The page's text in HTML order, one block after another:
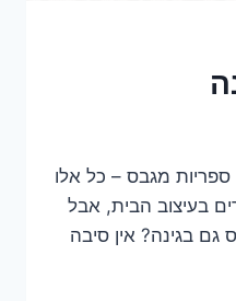
מגבס – כל אלו
בעיצוב הבית, אבל
בגינה? אין סיבה